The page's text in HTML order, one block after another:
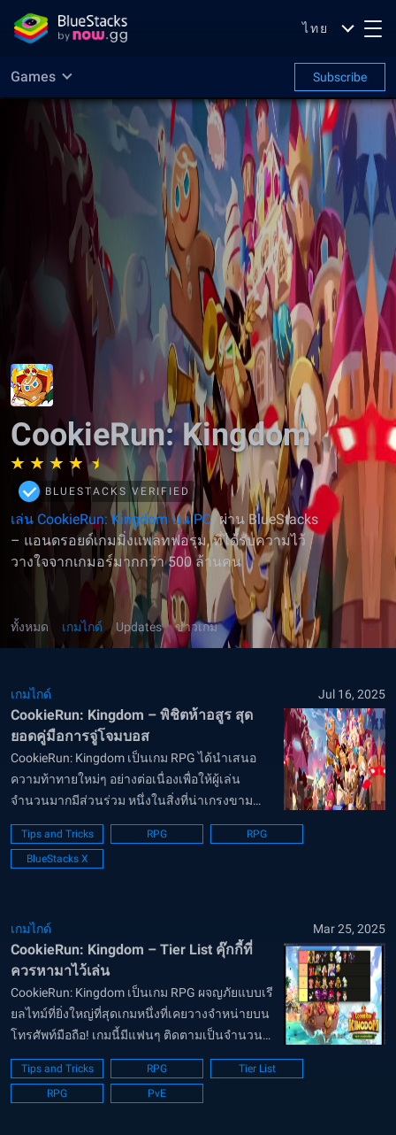
ไทย
Games Subscribe
CookieRun: Kingdom
BLUESTACKS VERIFIED
เล่น CookieRun: Kingdom บน PC ผ่าน BlueStacks
– แอนดรอยด์เกมมิ่งแพลทฟอรฺม, ที่ได้รับความไว้
วางใจจากเกมอร์มากกว่า 500 ล้านคน
ทั้งหมด เกมไกด์ Updates ข่าวเกม
เกมไกด์ Jul 16, 2025
CookieRun: Kingdom – พิชิตห้าอสูร สุด
ยอดคู่มือการจู่โจมบอส
CookieRun: Kingdom เป็นเกม RPG ได้นำเสนอ
ความท้าทายใหม่ๆ อย่างต่อเนื่องเพื่อให้ผู้เล่น
จำนวนมากมีส่วนร่วม หนึ่งในสิ่งที่น่าเกรงขาม
ที่สุดคือ “ห้าอสูร” ซึ่งเป็นกลุ่มบอสเรดอันทรงพลังที่
ต้องการการจัดทีมเชิงกลยุทธ์และการดำเนินการที่
แม่นยำ คู่มือ...
Tips and Tricks RPG
RPG
BlueStacks X
เกมไกด์ Mar 25, 2025
CookieRun: Kingdom – Tier List คุ๊กกี้ที่
ควรหามาไว้เล่น
CookieRun: Kingdom เป็นเกม RPG ผจญภัยแบบเรี
ยลไทม์ที่ยิ่งใหญ่ที่สุดเกมหนึ่งที่เคยวางจำหน่ายบน
โทรศัพท์มือถือ! เกมนี้มีแฟนๆ ติดตามเป็นจำนวน
มาก โดยมีผู้เล่นมากกว่า 10 ล้านคน ผู้เล่นสามารถ
สำรวจโลกแห่งจินตนาการของคุกกี้และรวบรวม
คุกกี้เหล่านี้เพื่อเพิ่มเข้า...
Tips and Tricks RPG
Tier List
RPG
PvE